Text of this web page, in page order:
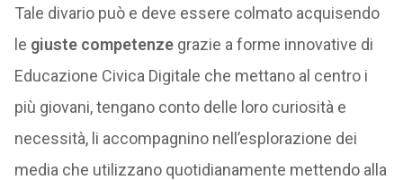
Tale divario può e deve essere colmato acquisendo
le giuste competenzegrazie a forme innovative di
Educazione Civica Digitale che mettano al centro i
più giovani, tengano conto delle loro curiosità e
necessità, li accompagnino nell’esplorazione dei
media che utilizzano quotidianamente mettendo alla